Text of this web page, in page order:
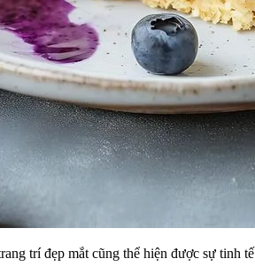
trí đẹp mắt cũng thể hiện được sự tinh